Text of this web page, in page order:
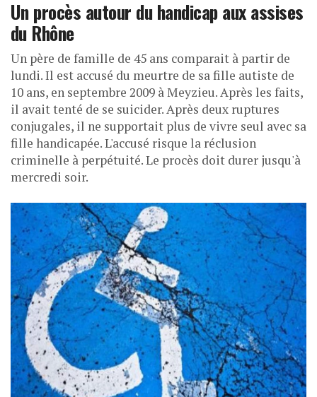
Un procès autour du handicap aux assises
du Rhône
Un père de famille de 45 ans comparait à partir de
lundi. Il est accusé du meurtre de sa fille autiste de
10 ans, en septembre 2009 à Meyzieu. Après les faits,
il avait tenté de se suicider. Après deux ruptures
conjugales, il ne supportait plus de vivre seul avec sa
fille handicapée. L'accusé risque la réclusion
criminelle à perpétuité. Le procès doit durer jusqu'à
mercredi soir.